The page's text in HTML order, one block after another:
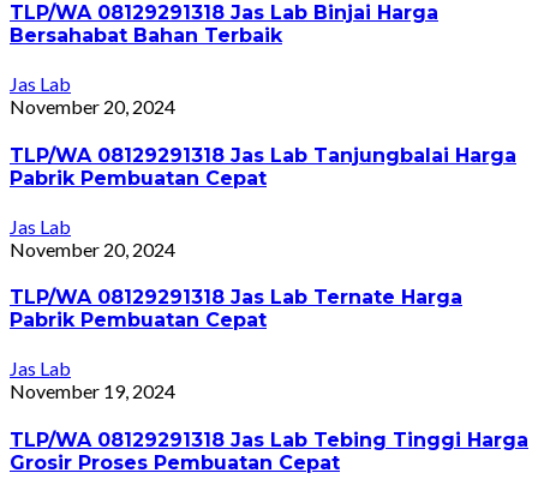
TLP/WA 08129291318 Jas Lab Binjai Harga
Bersahabat Bahan Terbaik
Jas Lab
November 20, 2024
TLP/WA 08129291318 Jas Lab Tanjungbalai Harga
Pabrik Pembuatan Cepat
Jas Lab
November 20, 2024
TLP/WA 08129291318 Jas Lab Ternate Harga
Pabrik Pembuatan Cepat
Jas Lab
November 19, 2024
TLP/WA 08129291318 Jas Lab Tebing Tinggi Harga
Grosir Proses Pembuatan Cepat